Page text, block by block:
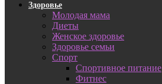
Здоровье
Молодая мама
Диеты
Женское здоровье
Здоровье семьи
Спорт
Спортивное питание
Фитнес